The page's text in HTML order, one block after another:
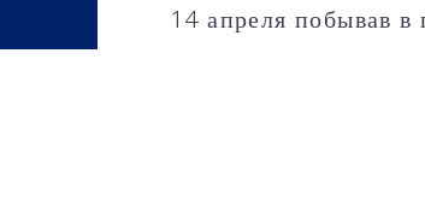
14 апреля побывав в